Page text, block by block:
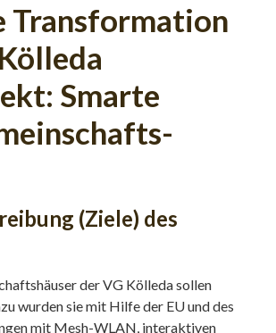
Transformation
Smarte
(Ziele) des
der VG Kölleda sollen
wurden sie mit Hilfe der EU und des
mit Mesh-WLAN, interaktiven